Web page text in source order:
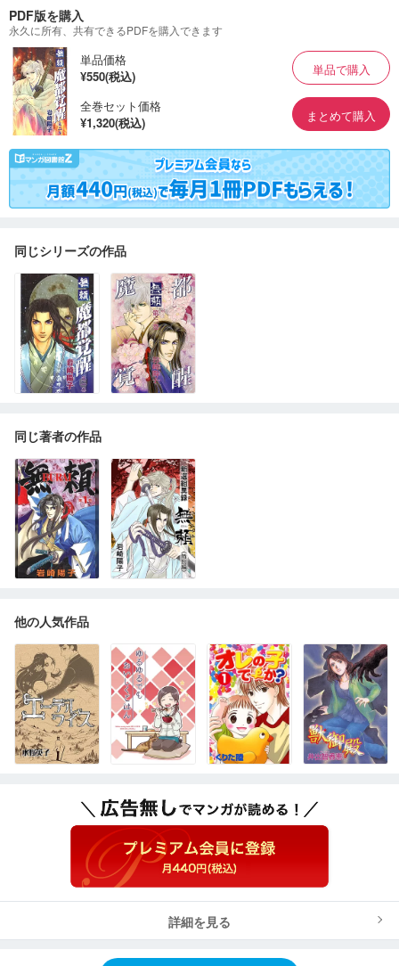
PDF版を購入
永久に所有、共有できるPDFを購入できます
単品価格
¥550(税込)
単品で購入
全巻セット価格
¥1,320(税込)
まとめて購入
同じシリーズの作品
同じ著者の作品
他の人気作品
詳細を見る